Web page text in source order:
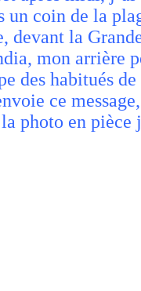
un coin de la
devant la
mon
des habitués
ce
la photo en